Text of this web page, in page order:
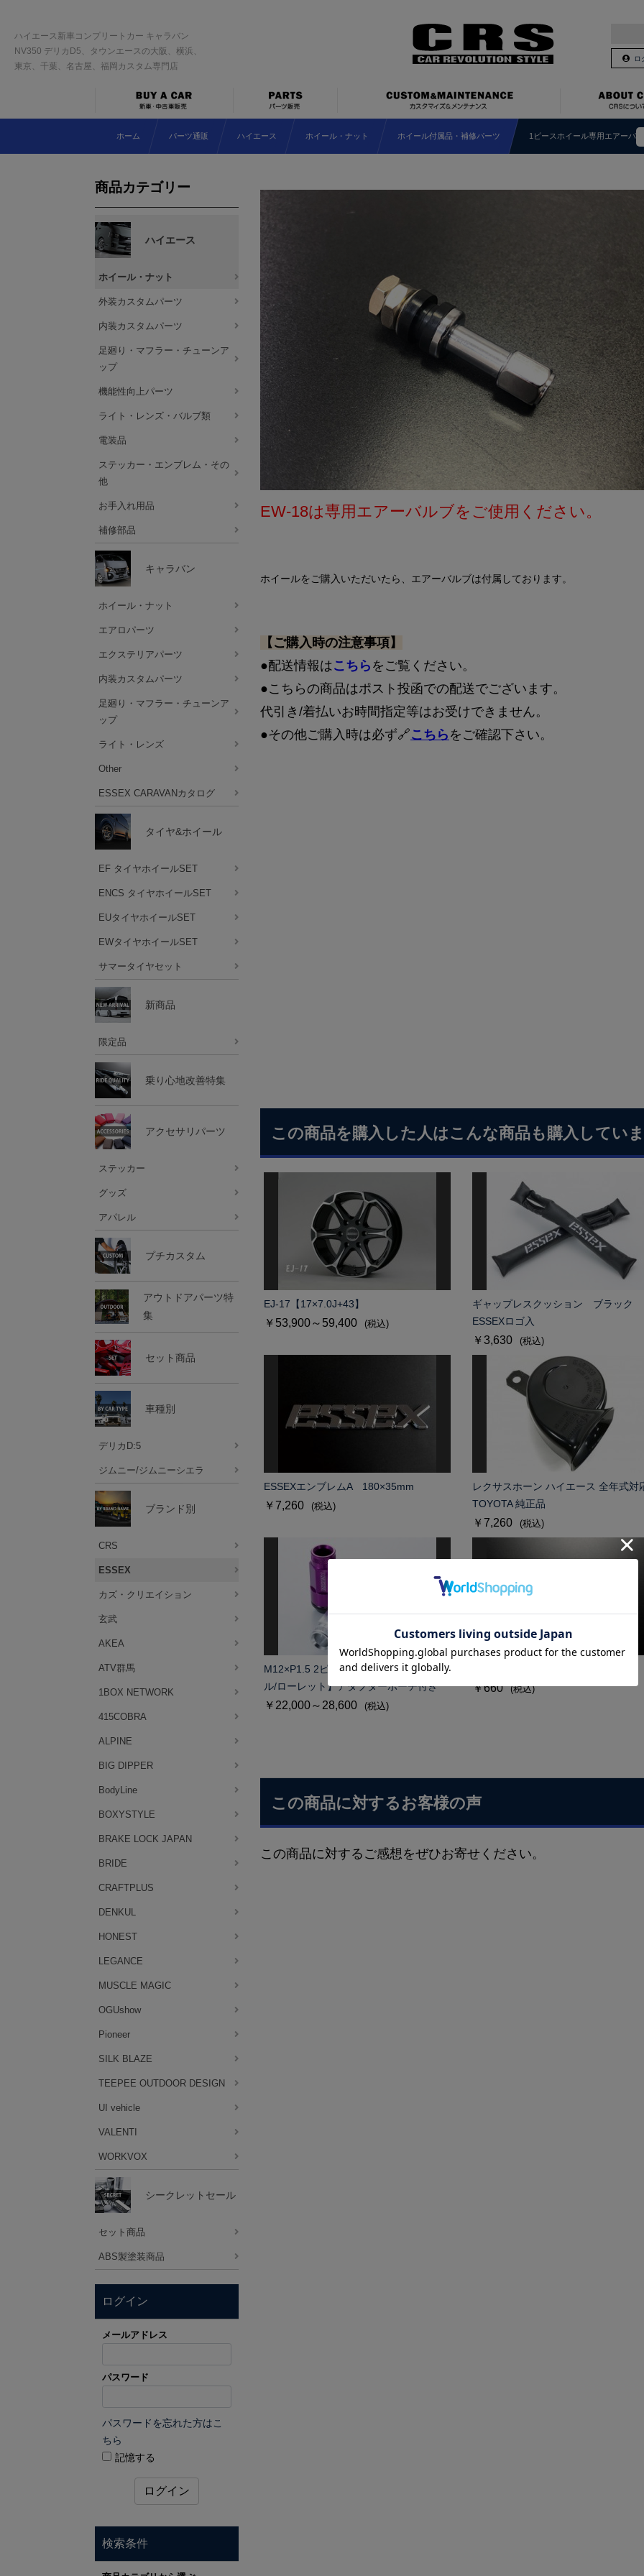
ハイエース新車コンプリートカー キャラバン
NV350 デリカD5、タウンエースの大阪、横浜、
東京、千葉、名古屋、福岡カスタム専門店
ロ
ホーム パーツ通販 ハイエース ホイール・ナット ホイール付属品・補修パーツ 1ピースホイール専用エアーバ
EW-18は専用エアーバルブをご使用ください。
ホイールをご購入いただいたら、エアーバルブは付属しております。
【ご購入時の注意事項】
●配送情報は こちら をご覧ください。
●こちらの商品はポスト投函での配送でございます。
代引き/着払いお時間指定等はお受けできません。
●その他ご購入時は必ず🔗こちら をご確認下さい。
この商品を購入した人はこんな商品も購入してい
EJ-17【17×7.0J+43】
￥53,900～59,400 (税込)
ギャップレスクッション ブラック
ESSEXロゴ入
￥3,630 (税込)
ESSEXエンブレムA 180×35mm
￥7,260 (税込)
レクサスホーン ハイエース 全年式対
TOYOTA 純正品
￥7,260 (税込)
M12×P1.5 2ピースシェルナット【ミド
ル/ローレット】アダプターポーチ付き
￥22,000～28,600 (税込)
￥660 (税込)
この商品に対するお客様の声
この商品に対するご感想をぜひお寄せください。
商品カテゴリー
ハイエース
ホイール・ナット
外装カスタムパーツ
内装カスタムパーツ
足廻り・マフラー・チューンア
ップ
機能性向上パーツ
ライト・レンズ・バルブ類
電装品
ステッカー・エンブレム・その
他
お手入れ用品
補修部品
キャラバン
ホイール・ナット
エアロパーツ
エクステリアパーツ
内装カスタムパーツ
足廻り・マフラー・チューンア
ップ
ライト・レンズ
Other
ESSEX CARAVANカタログ
タイヤ&ホイール
EF タイヤホイールSET
ENCS タイヤホイールSET
EUタイヤホイールSET
EWタイヤホイールSET
サマータイヤセット
新商品
限定品
乗り心地改善特集
アクセサリパーツ
ステッカー
グッズ
アパレル
プチカスタム
アウトドアパーツ特
集
セット商品
車種別
デリカD:5
ジムニー/ジムニーシエラ
ブランド別
CRS
ESSEX
カズ・クリエイション
玄武
AKEA
ATV群馬
1BOX NETWORK
415COBRA
ALPINE
BIG DIPPER
BodyLine
BOXYSTYLE
BRAKE LOCK JAPAN
BRIDE
CRAFTPLUS
DENKUL
HONEST
LEGANCE
MUSCLE MAGIC
OGUshow
Pioneer
SILK BLAZE
TEEPEE OUTDOOR DESIGN
UI vehicle
VALENTI
WORKVOX
シークレットセール
セット商品
ABS製塗装商品
ログイン
メールアドレス
パスワード
パスワードを忘れた方はこ
ちら
記憶する
ログイン
検索条件